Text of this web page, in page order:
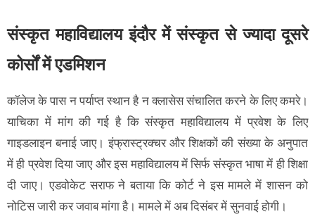
संस्कृत महाविद्यालय इंदौर में संस्कृत से ज्यादा दूसरे
कोर्सों में एडमिशन
कॉलेज के पास न पर्याप्त स्थान है न क्लासेस संचालित करने के लिए कमरे।
याचिका में मांग की गई है कि संस्कृत महाविद्यालय में प्रवेश के लिए
गाइडलाइन बनाई जाए। इंफ्रास्ट्रक्चर और शिक्षकों की संख्या के अनुपात
में ही प्रवेश दिया जाए और इस महाविद्यालय में सिर्फ संस्कृत भाषा में ही शिक्षा
दी जाए। एडवोकेट सराफ ने बताया कि कोर्ट ने इस मामले में शासन को
नोटिस जारी कर जवाब मांगा है। मामले में अब दिसंबर में सुनवाई होगी।